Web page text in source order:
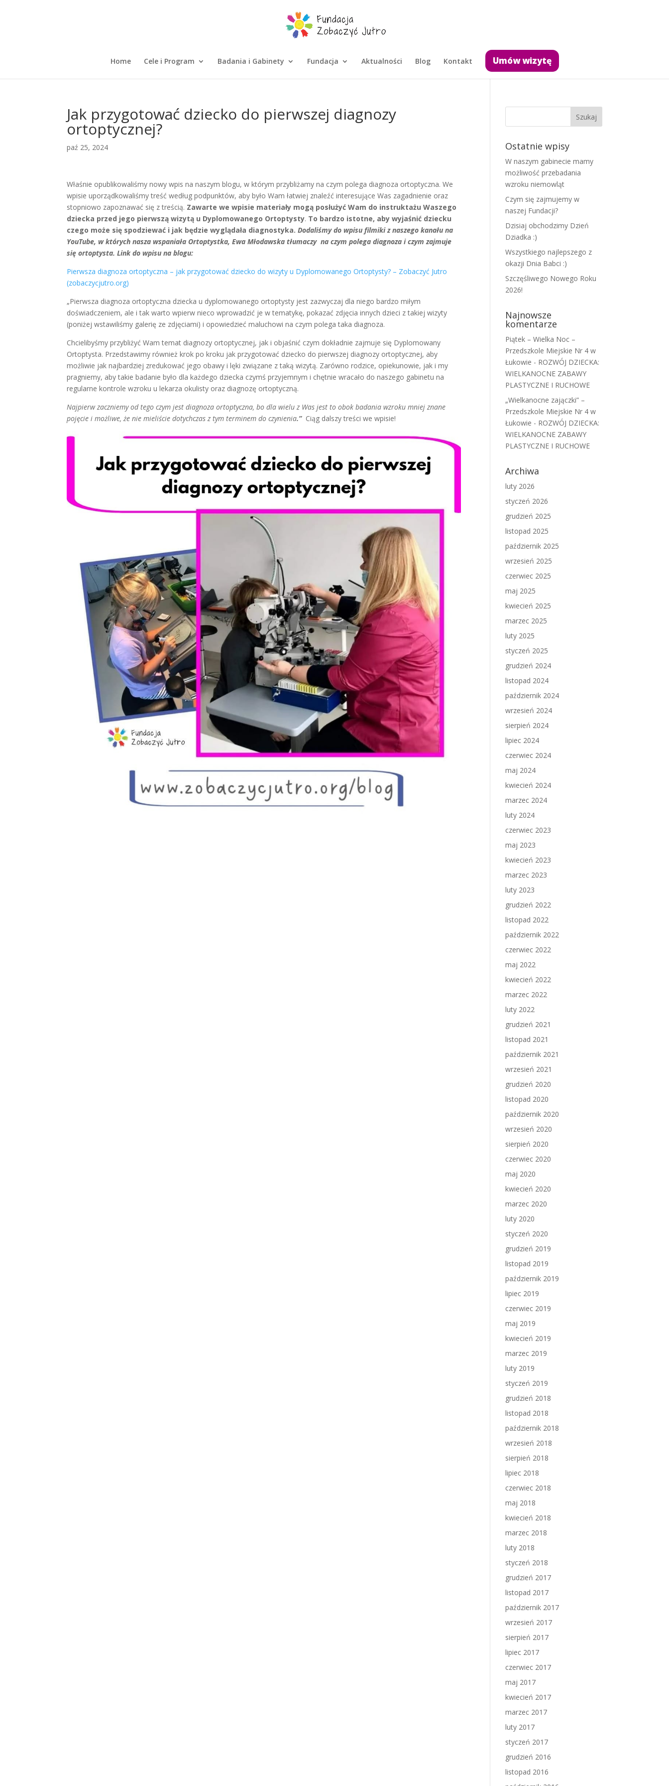
Home Cele i Program Badania i Gabinety Fundacja Aktualności Blog Kontakt Umów wizytę
Jak przygotować dziecko do pierwszej diagnozy
ortoptycznej?
paź 25, 2024
Właśnie opublikowaliśmy nowy wpis na naszym blogu, w którym przybliżamy na czym polega diagnoza ortoptyczna. We
wpisie uporządkowaliśmy treść według podpunktów, aby było Wam łatwiej znaleźć interesujące Was zagadnienie oraz
stopniowo zapoznawać się z treścią. Zawarte we wpisie materiały mogą posłużyć Wam do instruktażu Waszego
dziecka przed jego pierwszą wizytą u Dyplomowanego Ortoptysty. To bardzo istotne, aby wyjaśnić dziecku
czego może się spodziewać i jak będzie wyglądała diagnostyka.Dodaliśmy do wpisu filmiki z naszego kanału na
YouTube, w których nasza wspaniała Ortoptystka, Ewa Młodawska tłumaczyna czym polega diagnoza i czym zajmuje
się ortoptysta. Link do wpisu na blogu:
Pierwsza diagnoza ortoptyczna – jak przygotować dziecko do wizyty u Dyplomowanego Ortoptysty? – Zobaczyć Jutro
(zobaczycjutro.org)
„Pierwsza diagnoza ortoptyczna dziecka u dyplomowanego ortoptysty jest zazwyczaj dla niego bardzo miłym
doświadczeniem, ale i tak warto wpierw nieco wprowadzić je w tematykę, pokazać zdjęcia innych dzieci z takiej wizyty
(poniżej wstawiliśmy galerię ze zdjęciami) i opowiedzieć maluchowi na czym polega taka diagnoza.
Chcielibyśmy przybliżyć Wam temat diagnozy ortoptycznej, jak i objaśnić czym dokładnie zajmuje się Dyplomowany
Ortoptysta. Przedstawimy również krok po kroku jak przygotować dziecko do pierwszej diagnozy ortoptycznej, aby
możliwie jak najbardziej zredukować jego obawy i lęki związane z taką wizytą. Zarówno rodzice, opiekunowie, jak i my
pragniemy, aby takie badanie było dla każdego dziecka czymś przyjemnym i chętnie wracało do naszego gabinetu na
regularne kontrole wzroku u lekarza okulisty oraz diagnozę ortoptyczną.
Najpierw zaczniemy od tego czym jest diagnoza ortoptyczna, bo dla wielu z Was jest to obok badania wzroku mniej znane
pojęcie i możliwe, że nie mieliście dotychczas z tym terminem do czynienia.”Ciąg dalszy treści we wpisie!
Ostatnie wpisy
W naszym gabinecie mamy
możliwość przebadania
wzroku niemowląt
Czym się zajmujemy w
naszej Fundacji?
Dzisiaj obchodzimy Dzień
Dziadka :)
Wszystkiego najlepszego z
okazji Dnia Babci :)
Szczęśliwego Nowego Roku
2026!
Najnowsze
komentarze
Piątek – Wielka Noc –
Przedszkole Miejskie Nr 4 w
Łukowie - ROZWÓJ DZIECKA:
WIELKANOCNE ZABAWY
PLASTYCZNE I RUCHOWE
„Wielkanocne zajączki” –
Przedszkole Miejskie Nr 4 w
Łukowie - ROZWÓJ DZIECKA:
WIELKANOCNE ZABAWY
PLASTYCZNE I RUCHOWE
Archiwa
luty 2026
styczeń 2026
grudzień 2025
listopad 2025
październik 2025
wrzesień 2025
czerwiec 2025
maj 2025
kwiecień 2025
marzec 2025
luty 2025
styczeń 2025
grudzień 2024
listopad 2024
październik 2024
wrzesień 2024
sierpień 2024
lipiec 2024
czerwiec 2024
maj 2024
kwiecień 2024
marzec 2024
luty 2024
czerwiec 2023
maj 2023
kwiecień 2023
marzec 2023
luty 2023
grudzień 2022
listopad 2022
październik 2022
czerwiec 2022
maj 2022
kwiecień 2022
marzec 2022
luty 2022
grudzień 2021
listopad 2021
październik 2021
wrzesień 2021
grudzień 2020
listopad 2020
październik 2020
wrzesień 2020
sierpień 2020
czerwiec 2020
maj 2020
kwiecień 2020
marzec 2020
luty 2020
styczeń 2020
grudzień 2019
listopad 2019
październik 2019
lipiec 2019
czerwiec 2019
maj 2019
kwiecień 2019
marzec 2019
luty 2019
styczeń 2019
grudzień 2018
listopad 2018
październik 2018
wrzesień 2018
sierpień 2018
lipiec 2018
czerwiec 2018
maj 2018
kwiecień 2018
marzec 2018
luty 2018
styczeń 2018
grudzień 2017
listopad 2017
październik 2017
wrzesień 2017
sierpień 2017
lipiec 2017
czerwiec 2017
maj 2017
kwiecień 2017
marzec 2017
luty 2017
styczeń 2017
grudzień 2016
listopad 2016